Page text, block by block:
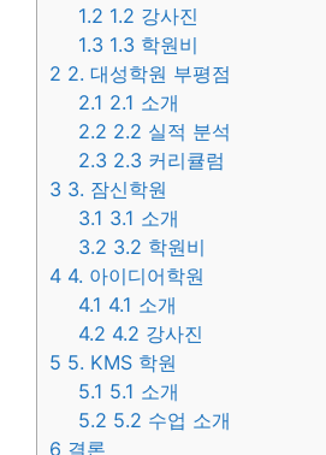
1.2 1.2 강사진
1.3 1.3 학원비
2 2. 대성학원 부평점
2.1 2.1 소개
2.2 2.2 실적 분석
2.3 2.3 커리큘럼
3 3. 잠신학원
3.1 3.1 소개
3.2 3.2 학원비
4 4. 아이디어학원
4.1 4.1 소개
4.2 4.2 강사진
5 5. KMS 학원
5.1 5.1 소개
5.2 5.2 수업 소개
6 결론